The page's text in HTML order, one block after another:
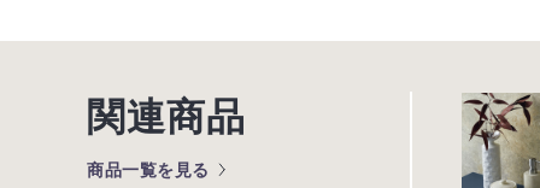
関連商品
商品一覧を見る